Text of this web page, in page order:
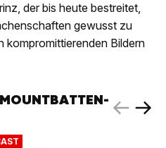
der bis heute bestreitet,
gewusst zu
kompromittierenden Bildern